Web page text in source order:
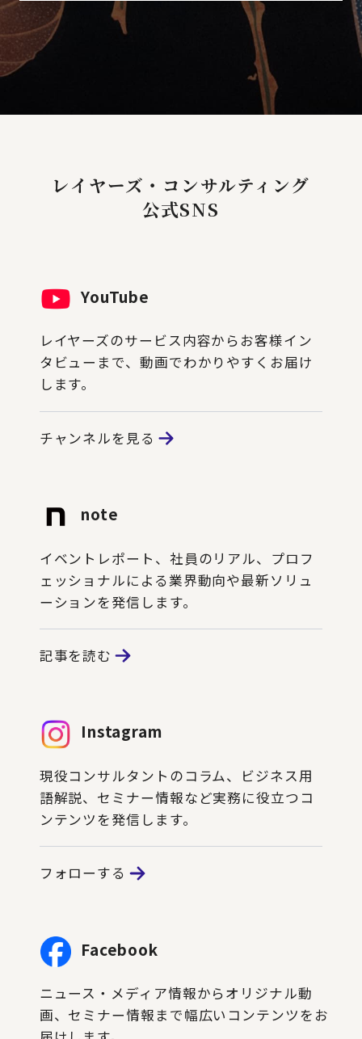
レイヤーズ・コンサルティング
公式SNS
YouTube
レイヤーズのサービス内容からお客様イン
タビューまで、動画でわかりやすくお届け
します。
チャンネルを見る
note
イベントレポート、社員のリアル、プロフ
ェッショナルによる業界動向や最新ソリュ
ーションを発信します。
記事を読む
Instagram
現役コンサルタントのコラム、ビジネス用
語解説、セミナー情報など実務に役立つコ
ンテンツを発信します。
フォローする
Facebook
ニュース・メディア情報からオリジナル動
画、セミナー情報まで幅広いコンテンツをお